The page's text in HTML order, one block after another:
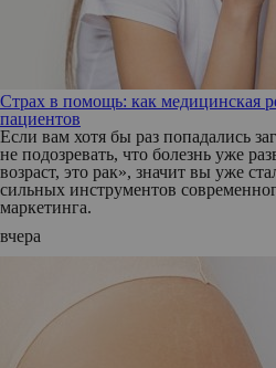
Страх в помощь: как медицинская
пациентов
Если вам хотя бы раз попадались
не подозревать, что болезнь уже
возраст, это рак», значит вы уже
сильных инструментов
маркетинга.
вчера